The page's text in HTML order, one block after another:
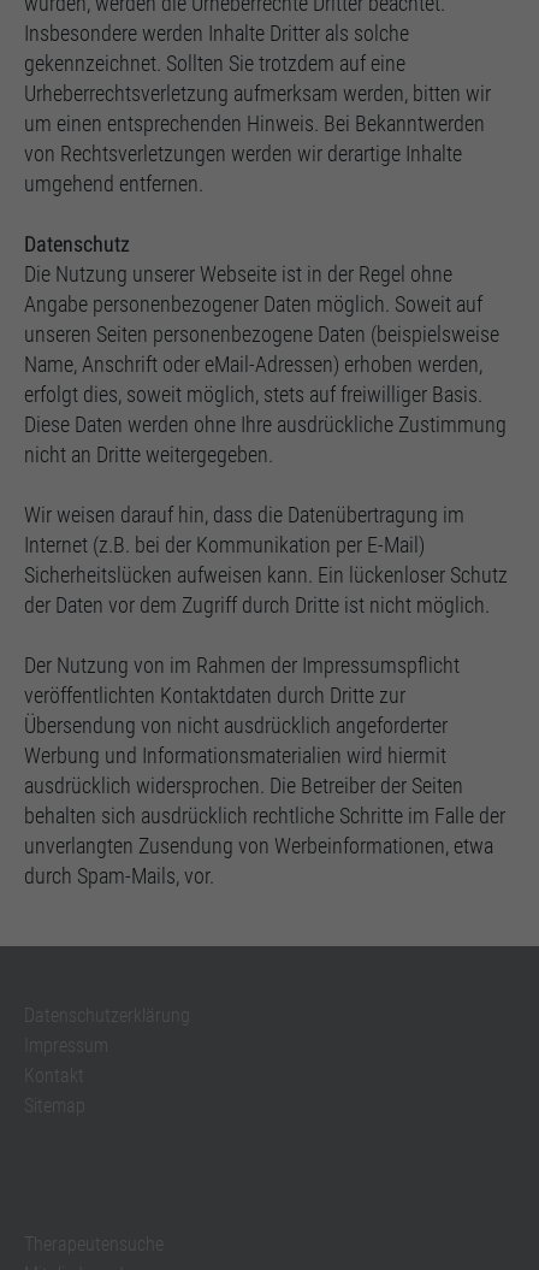
Insbesondere werden Inhalte Dritter als solche
gekennzeichnet. Sollten Sie trotzdem auf eine
Urheberrechtsverletzung aufmerksam werden, bitten wir
um einen entsprechenden Hinweis. Bei Bekanntwerden
von Rechtsverletzungen werden wir derartige Inhalte
umgehend entfernen.
Datenschutz
Die Nutzung unserer Webseite ist in der Regel ohne
Angabe personenbezogener Daten möglich. Soweit auf
unseren Seiten personenbezogene Daten (beispielsweise
Name, Anschrift oder eMail-Adressen) erhoben werden,
erfolgt dies, soweit möglich, stets auf freiwilliger Basis.
Diese Daten werden ohne Ihre ausdrückliche Zustimmung
nicht an Dritte weitergegeben.
Wir weisen darauf hin, dass die Datenübertragung im
Internet (z.B. bei der Kommunikation per E-Mail)
Sicherheitslücken aufweisen kann. Ein lückenloser Schutz
der Daten vor dem Zugriff durch Dritte ist nicht möglich.
Der Nutzung von im Rahmen der Impressumspflicht
veröffentlichten Kontaktdaten durch Dritte zur
Übersendung von nicht ausdrücklich angeforderter
Werbung und Informationsmaterialien wird hiermit
ausdrücklich widersprochen. Die Betreiber der Seiten
behalten sich ausdrücklich rechtliche Schritte im Falle der
unverlangten Zusendung von Werbeinformationen, etwa
durch Spam-Mails, vor.
Datenschutzerklärung
Impressum
Kontakt
Sitemap
Therapeutensuche